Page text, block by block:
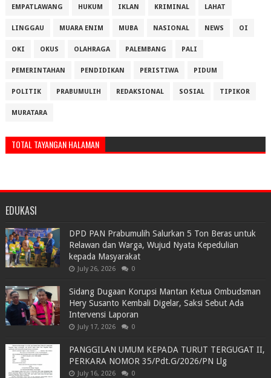
EMPATLAWANG HUKUM IKLAN KRIMINAL LAHAT
LINGGAU MUARA ENIM MUBA NASIONAL NEWS OI
OKI OKUS OLAHRAGA PALEMBANG PALI
PEMERINTAHAN PENDIDIKAN PERISTIWA PIDUM
POLITIK PRABUMULIH REDAKSIONAL SOSIAL TIPIKOR
MURATARA
TOTAL TAYANGAN HALAMAN
EDUKASI
DPD PAN Prabumulih Salurkan 5 Ton Beras untuk
Relawan dan Warga, Wujud Nyata Kepedulian
kepada Masyarakat
July 26, 2026 0
Sidang Dugaan Korupsi Mantan Ketua Ombudsman
Hery Susanto Kembali Digelar, Saksi Sebut Ada
Intervensi Laporan
July 17, 2026 0
PANGGILAN UMUM KEPADA TURUT TERGUGAT II,
PERKARA NOMOR 35/Pdt.G/2026/PN Llg
July 16, 2026 0